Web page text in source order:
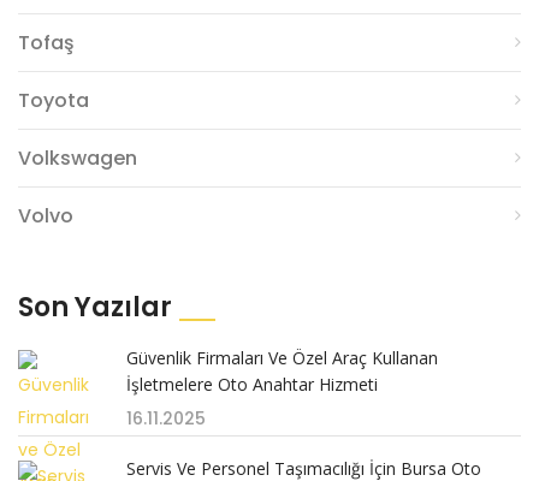
Tofaş
Toyota
Volkswagen
Volvo
Son Yazılar
Güvenlik Firmaları Ve Özel Araç Kullanan
İşletmelere Oto Anahtar Hizmeti
16.11.2025
Servis Ve Personel Taşımacılığı İçin Bursa Oto